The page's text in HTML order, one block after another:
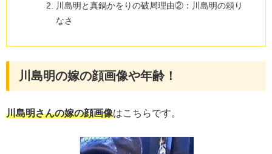
川島明と真鍋かをりの破局理由②：川島明の頼り
なさ
川島明の嫁の顔画像や年齢！
川島明さんの嫁の顔画像はこちらです。